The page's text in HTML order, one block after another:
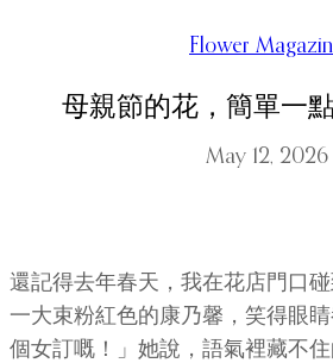
Flower
母親節的花，簡單一
May 12, 2026
還記得去年春天，我在花店門口
一大束粉紅色的康乃馨，笑得眼
個女訂嘅！」她說，語氣裡藏不